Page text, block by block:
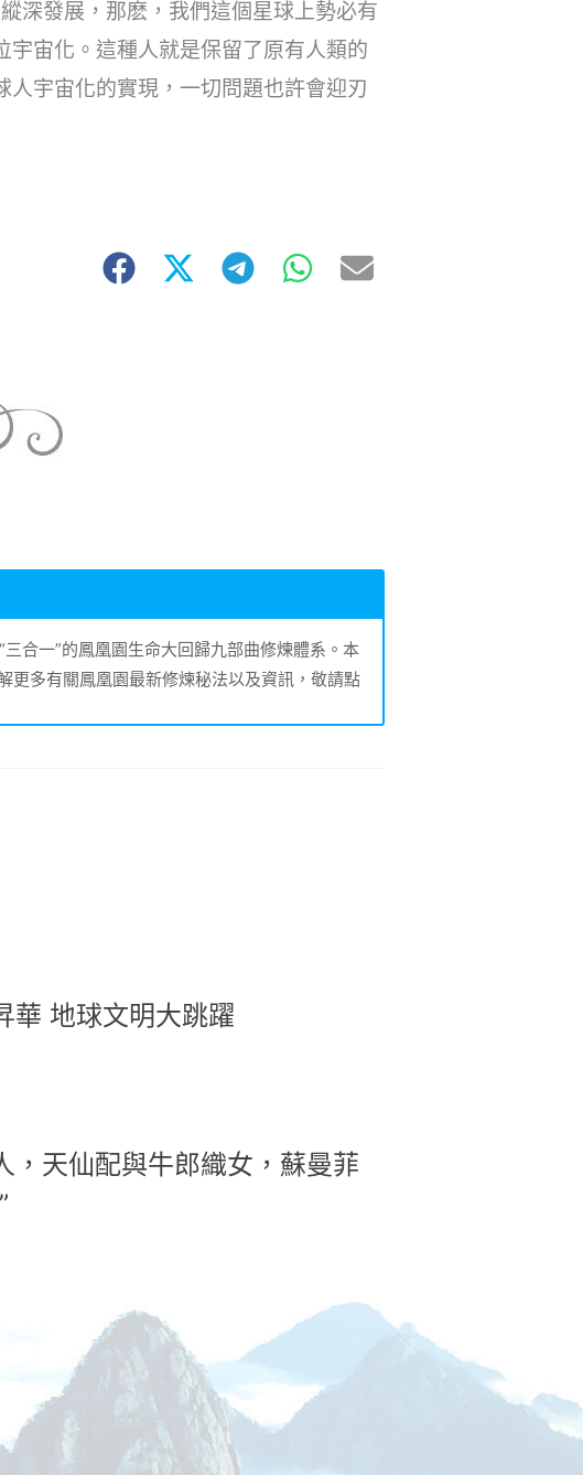
深發展，那麽，我們這個星球上勢必有
宙化。這種人就是保留了原有人類的
宇宙化的實現，一切問題也許會迎刃
合一”的鳳凰園生命大回歸九部曲修煉體系。本
更多有關鳳凰園最新修煉秘法以及資訊，敬請點
華 地球文明大跳躍
，天仙配與牛郎織女，蘇曼菲